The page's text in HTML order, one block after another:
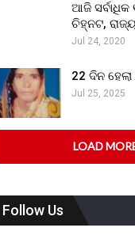
ଆଜି
ଚିହ୍ନଟ,
Jul 24, 2020
22 ଦିନ
Jul 25, 2025
LOAD
Follow Us